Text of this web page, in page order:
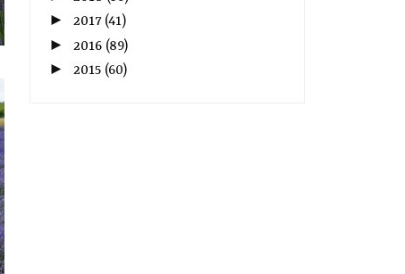
► 2017 (41)
► 2016 (89)
► 2015 (60)